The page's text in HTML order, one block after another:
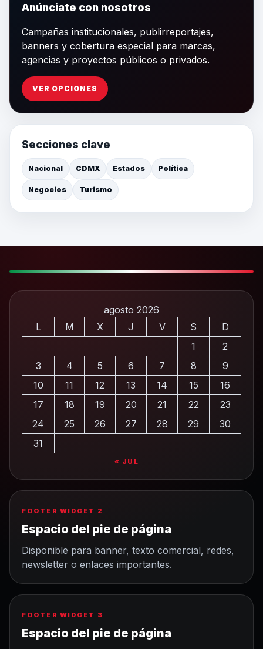
Anúnciate con nosotros
Campañas institucionales, publirreportajes,
banners y cobertura especial para marcas,
agencias y proyectos públicos o privados.
VER OPCIONES
Secciones clave
Nacional CDMX Estados Política
Negocios Turismo
agosto 2026
L
M X J V S
D
1
2
3
4 5 6 7 8
9
10
11 12 13 14 15
16
17
18 19 20 21 22
23
24
25 26 27 28 29
30
31
« JUL
FOOTER WIDGET 2
Espacio del pie de página
Disponible para banner, texto comercial, redes,
newsletter o enlaces importantes.
FOOTER WIDGET 3
Espacio del pie de página